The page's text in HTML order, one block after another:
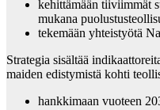
kehittämään tiiviimmät
mukana
tekemään yhteistyötä
Strategia sisältää
maiden edistymistä kohti
hankkimaan vuoteen